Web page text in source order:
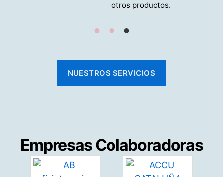
otros productos.
NUESTROS SERVICIOS
Empresas Colaboradoras